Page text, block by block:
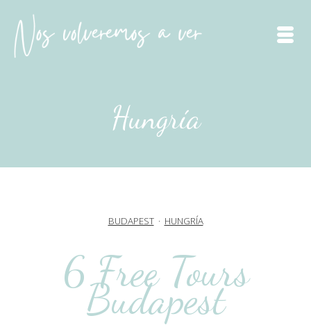
Hungría
BUDAPEST· HUNGRÍA
6 Free Tours
Budapest